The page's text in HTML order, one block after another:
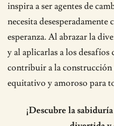
inspira a ser agentes de
necesita
esperanza. Al abrazar la
y al aplicarlas a los
contribuir a la construcción
equitativo y amoroso para
¡Descubre la